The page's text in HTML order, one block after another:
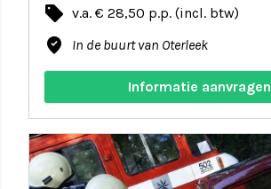
local_offer v.a. € 28,50 p.p. (incl. btw)
where_to_vote In de buurt van Oterleek
Informatie aanvragen